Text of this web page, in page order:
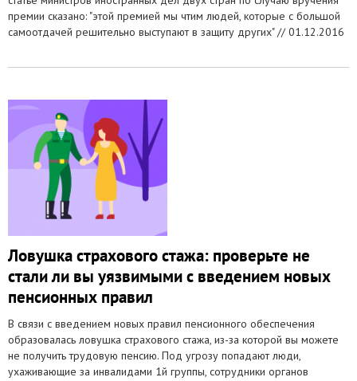
премии сказано: "этой премией мы чтим людей, которые с большой
самоотдачей решительно выступают в защиту других" //01.12.2016
Ловушка страхового стажа: проверьте не
стали ли вы уязвимыми с введением новых
пенсионных правил
В связи с введением новых правил пенсионного обеспечения
образовалась ловушка страхового стажа, из-за которой вы можете
не получить трудовую пенсию. Под угрозу попадают люди,
ухаживающие за инвалидами 1й группы, сотрудники органов